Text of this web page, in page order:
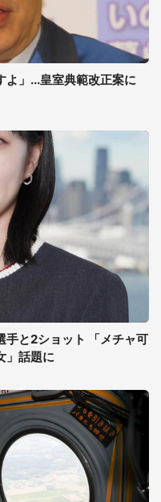
よ」...皇室典範改正案に
手と2ショット 「メチャ可
」話題に